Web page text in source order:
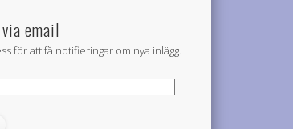
email
för att få notifieringar om nya inlägg.